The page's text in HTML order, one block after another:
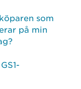
som
på min